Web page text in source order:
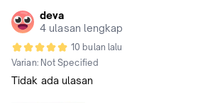
deva
4 ulasan lengkap
10 bulan lalu
Varian: Not Specified
Tidak ada ulasan